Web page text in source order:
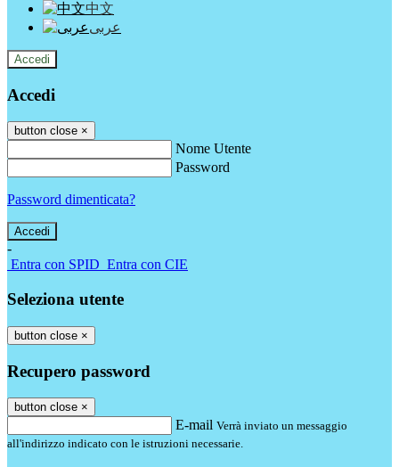
中文
عربى
Accedi
Accedi
button close ×
Nome Utente
Password
Password dimenticata?
-
Entra con SPID Entra con CIE
Seleziona utente
button close ×
Recupero password
button close ×
E-mail Verrà inviato un messaggio
all'indirizzo indicato con le istruzioni necessarie.